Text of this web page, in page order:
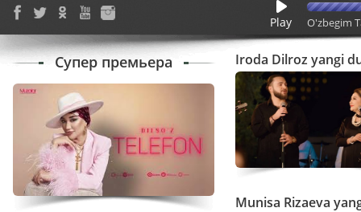
Play O'zbegim
Iroda Dilroz yangi
Munisa Rizaeva
Супер премьера